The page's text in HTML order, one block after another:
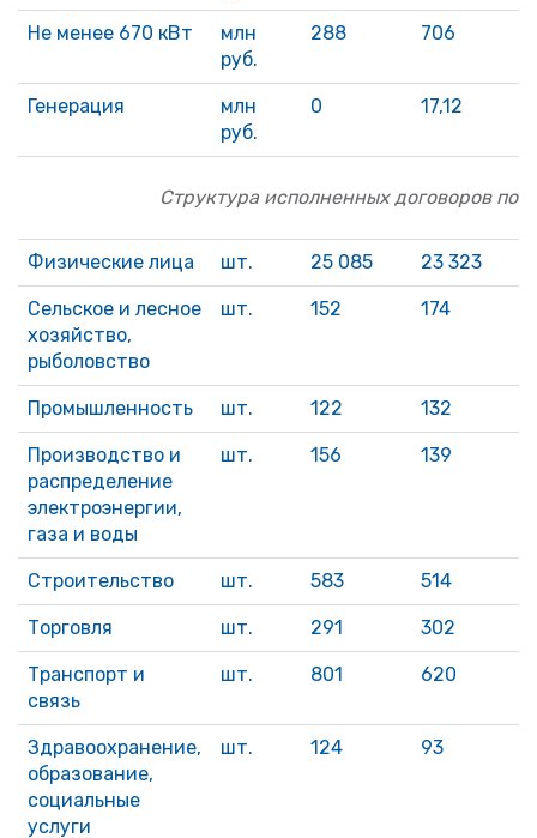
Не менее 670 кВт
млн
руб.
288 706
Генерация
млн
руб.
0 17,12
Структура исполненных договоров по
Физические лица шт. 25 085 23 323
Сельское и лесное
хозяйство,
рыболовство
шт. 152 174
Промышленность шт. 122 132
Производство и
распределение
электроэнергии,
газа и воды
шт. 156 139
Строительство шт. 583 514
Торговля шт. 291 302
Транспорт и
связь
шт. 801 620
Здравоохранение,
образование,
социальные
услуги
шт. 124 93